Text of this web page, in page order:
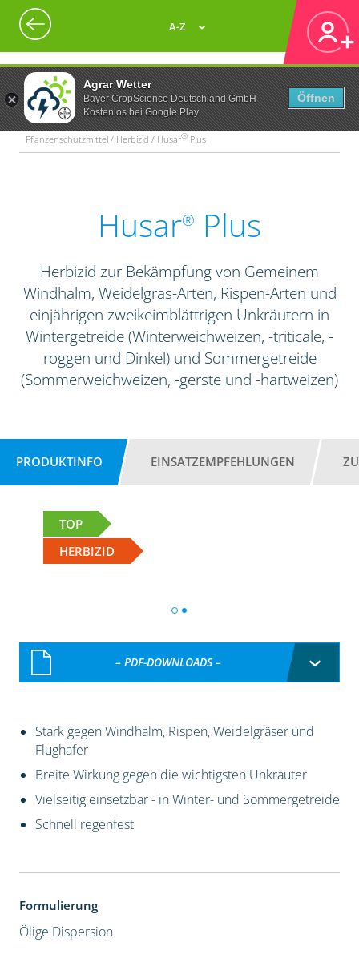
Agrar Wetter
Bayer CropScience Deutschland GmbH
Kostenlos bei Google Play
Öffnen
A-Z
Pflanzenschutzmittel / Herbizid / Husar® Plus
Husar® Plus
Herbizid zur Bekämpfung von Gemeinem
Windhalm, Weidelgras-Arten, Rispen-Arten und
einjährigen zweikeimblättrigen Unkräutern in
Wintergetreide (Winterweichweizen, -triticale, -
roggen und Dinkel) und Sommergetreide
(Sommerweichweizen, -gerste und -hartweizen)
PRODUKTINFO EINSATZEMPFEHLUNGEN
TOP
HERBIZID
– PDF-DOWNLOADS –
Stark gegen Windhalm, Rispen, Weidelgräser und
Flughafer
Breite Wirkung gegen die wichtigsten Unkräuter
Vielseitig einsetzbar - in Winter- und Sommergetreide
Schnell regenfest
Formulierung
Ölige Dispersion